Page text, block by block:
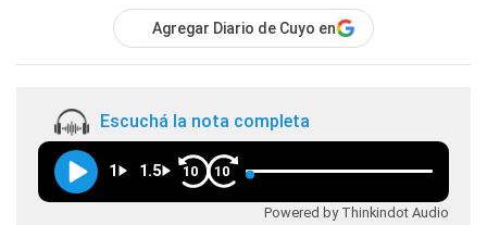
Agregar Diario de Cuyo en
Escuchá la nota completa
1 1.5 10 10
Powered by Thinkindot Audio